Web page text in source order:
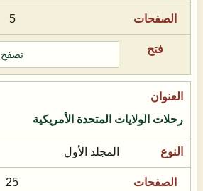
5
تصفح
رحلات الولايات المتحدة الأمريكية
المجلد الأول
25